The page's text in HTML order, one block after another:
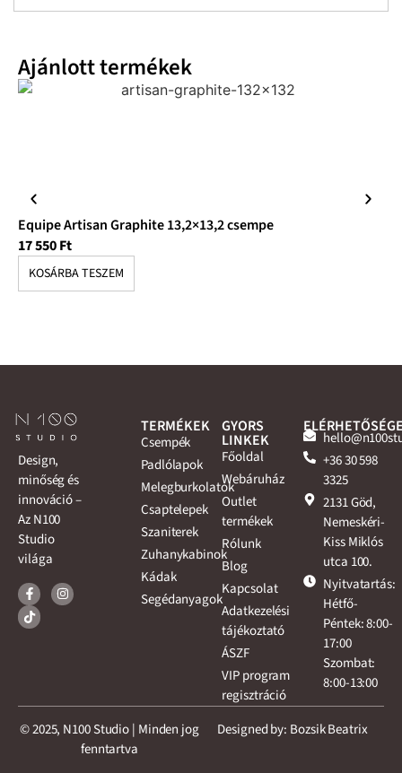
Ajánlott termékek
Equipe Artisan Graphite 13,2×13,2 csempe
17 550Ft
KOSÁRBA TESZEM
Design,
minőség és
innováció –
Az N100
Studio
világa
TERMÉKEK
Csempék
Padlólapok
Melegburkolatok
Csaptelepek
Szaniterek
Zuhanykabinok
Kádak
Segédanyagok
GYORS
LINKEK
Főoldal
Webáruház
Outlet
termékek
Rólunk
Blog
Kapcsolat
Adatkezelési
tájékoztató
ÁSZF
VIP program
regisztráció
+36 30 598
3325
2131 Göd,
Nemeskéri-
Kiss Miklós
utca 100.
Nyitvatartás:
Hétfő-
Péntek: 8:00-
17:00
Szombat:
8:00-13:00
© 2025, N100 Studio | Minden jog
fenntartva
Designed by: Bozsik Beatrix